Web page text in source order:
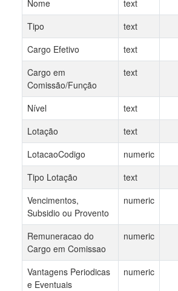
Nome
text
Tipo
text
Cargo Efetivo
text
Cargo em
Comissão/Função
text
Nível
text
Lotação
text
LotacaoCodigo
numeric
Tipo Lotação
text
Vencimentos,
Subsidio ou Provento
numeric
Remuneracao do
Cargo em Comissao
numeric
Vantagens Periodicas
e Eventuais
numeric